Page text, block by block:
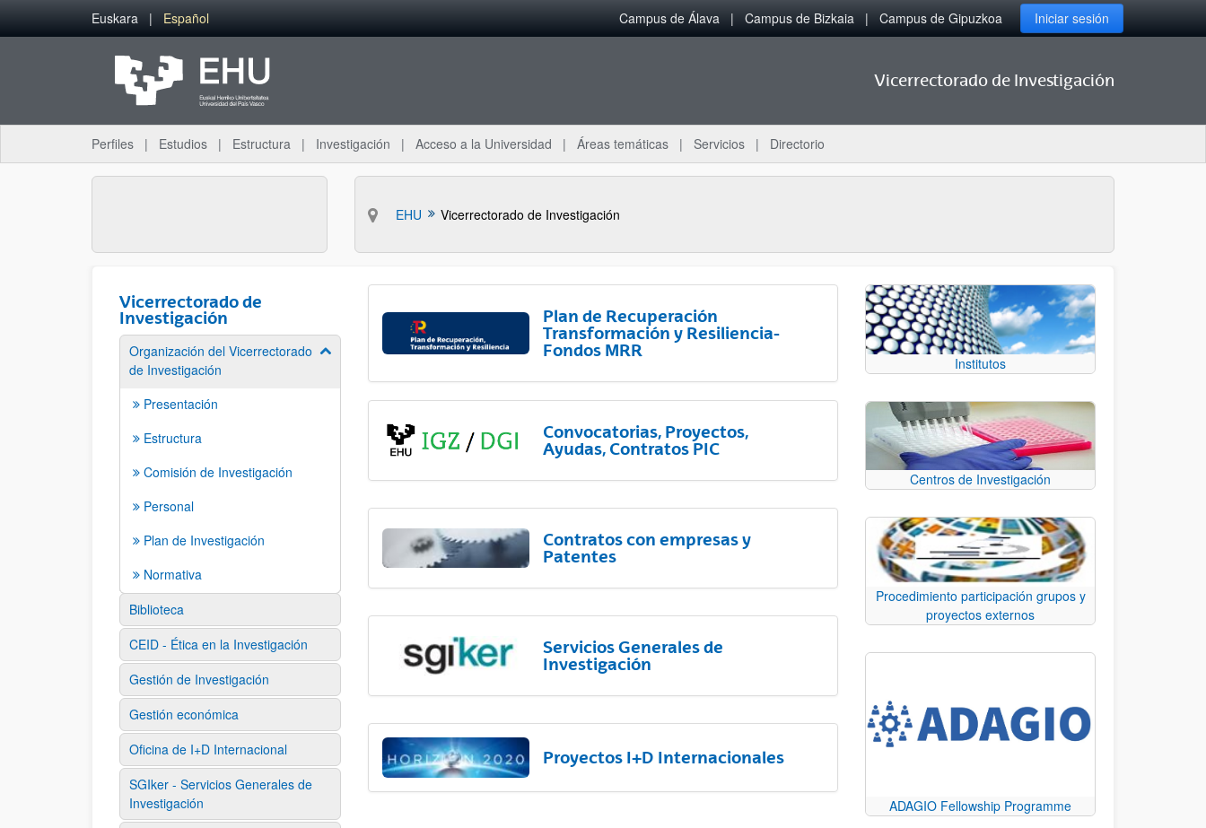
Saltar al contenido principal
Euskara Español Campus de Álava Campus de Bizkaia Campus de Gipuzkoa Iniciar sesión
Vicerrectorado de Investigación
Perfiles Estudios Estructura Investigación Acceso a la Universidad Áreas temáticas Servicios Directorio
EHU Vicerrectorado de Investigación
Vicerrectorado de
Investigación
Organización del Vicerrectorado
de Investigación
Mostrar/ocultar subpáginas
Presentación
Estructura
Comisión de Investigación
Personal
Plan de Investigación
Normativa
Biblioteca
CEID - Ética en la Investigación
Gestión de Investigación
Gestión económica
Oficina de I+D Internacional
SGIker - Servicios Generales de
Investigación
Plan de Recuperación
Transformación y Resiliencia-
Fondos MRR
Convocatorias, Proyectos,
Ayudas, Contratos PIC
Contratos con empresas y
Patentes
Servicios Generales de
Investigación
Proyectos I+D Internacionales
Institutos
Centros de Investigación
Procedimiento participación grupos y
proyectos externos
ADAGIO Fellowship Programme